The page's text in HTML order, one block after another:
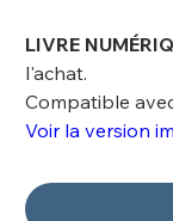
LIVRE
l'achat.
Compatible
Voir la version